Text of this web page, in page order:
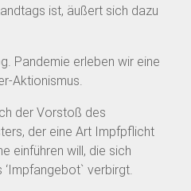
ist, äußert sich dazu
Pandemie erleben wir eine
Aktionismus.
der Vorstoß des
der eine Art Impfpflicht
einführen will, die sich
verbirgt.